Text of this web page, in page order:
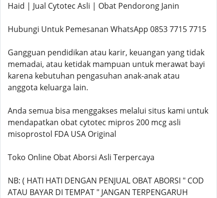
Haid | Jual Cytotec Asli | Obat Pendorong Janin
Hubungi Untuk Pemesanan WhatsApp 0853 7715 7715
Gangguan pendidikan atau karir, keuangan yang tidak
memadai, atau ketidak mampuan untuk merawat bayi
karena kebutuhan pengasuhan anak-anak atau
anggota keluarga lain.
Anda semua bisa menggakses melalui situs kami untuk
mendapatkan obat cytotec mipros 200 mcg asli
misoprostol FDA USA Original
Toko Online Obat Aborsi Asli Terpercaya
NB: ( HATI HATI DENGAN PENJUAL OBAT ABORSI " COD
ATAU BAYAR DI TEMPAT " JANGAN TERPENGARUH